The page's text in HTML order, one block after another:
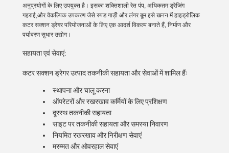
अनुप्रयोगों के लिए उपयुक्त है। इसका शक्तिशाली रेत पंप, अधिकतम ड्रेजिंग
गहराई,और वैकल्पिक उपकरण जैसे स्पड गाड़ी और लंगर बूम इसे खनन में हाइड्रोलिक
कटर सक्शन ड्रेगर परियोजनाओं के लिए एक आदर्श विकल्प बनाते हैं, निर्माण और
पर्यावरण सुधार उद्योग।
सहायता एवं सेवाएं:
कटर सक्शन ड्रेगर उत्पाद तकनीकी सहायता और सेवाओं में शामिल हैंः
स्थापना और चालू करना
ऑपरेटरों और रखरखाव कर्मियों के लिए प्रशिक्षण
दूरस्थ तकनीकी सहायता
साइट पर तकनीकी सहायता और समस्या निवारण
नियमित रखरखाव और निरीक्षण सेवाएं
मरम्मत और ओवरहाल सेवाएं